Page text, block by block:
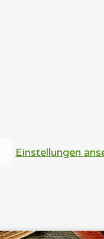
Einstellungen